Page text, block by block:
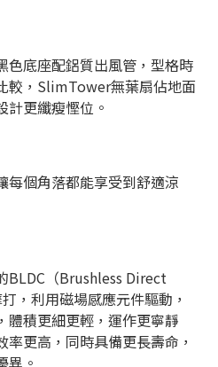
色底座配鋁質出風管，型格時
較，SlimTower無葉扇佔地面
計更纖瘦慳位。
每個角落都能享受到舒適涼
BLDC（Brushless Direct
，利用磁場感應元件驅動，
體積更細更輕，運作更寧靜
率更高，同時具備更長壽命，